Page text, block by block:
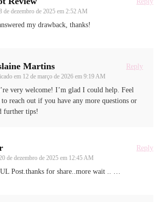
de dezembro de 2025 em 2:52 AM
my drawback, thanks!
Martins
em 12 de março de 2026 em 9:19 AM
Reply
very welcome! I’m glad I could help. Feel
to reach out if you have any more questions or
further tips!
20 de dezembro de 2025 em 12:45 AM
Reply
Post.thanks for share..more wait .. …